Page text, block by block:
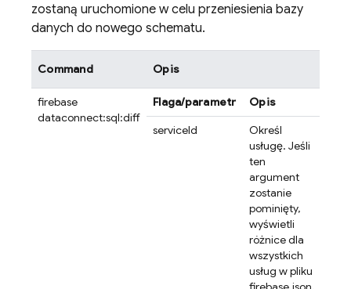
zostaną uruchomione w celu przeniesienia bazy
danych do nowego schematu.
Command Opis
firebase
dataconnect:sql:diff
Flaga/parametr
Opis
serviceId
Określ
usługę. Jeśli
ten
argument
zostanie
pominięty,
wyświetli
różnice dla
wszystkich
usług w pliku